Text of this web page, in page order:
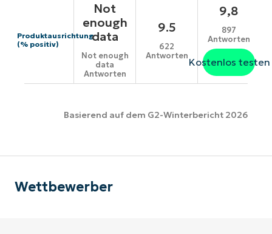
Produktausrichtung
(% positiv)
Not
enough
data
Not enough
data
Antworten
9.5
622
Antworten
9,8
897
Antworten
Kostenlos testen
Basierend auf dem G2-Winterbericht 2026
Wettbewerber